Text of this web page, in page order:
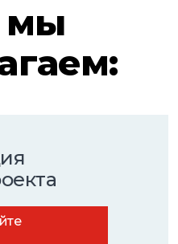
мы